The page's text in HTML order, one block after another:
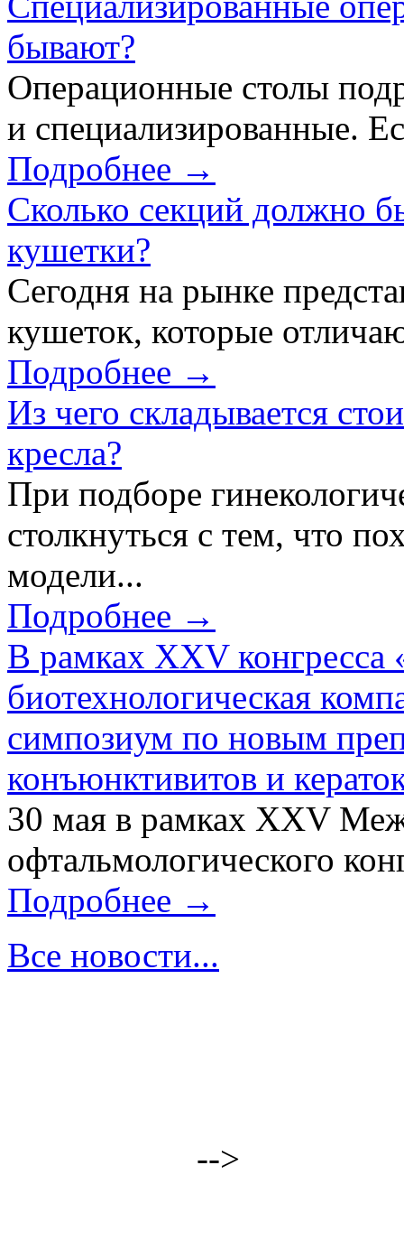
бывают?
Операционные столы
и специализированные.
Подробнее →
Сколько секций должно
кушетки?
Сегодня на рынке
кушеток, которые
Подробнее →
Из чего складывается
кресла?
При подборе
столкнуться с тем, что
модели...
Подробнее →
В рамках XXV конгресса
биотехнологическая
симпозиум по новым
конъюнктивитов и
30 мая в рамках XXV
офтальмологического
Подробнее →
Все новости...
-->